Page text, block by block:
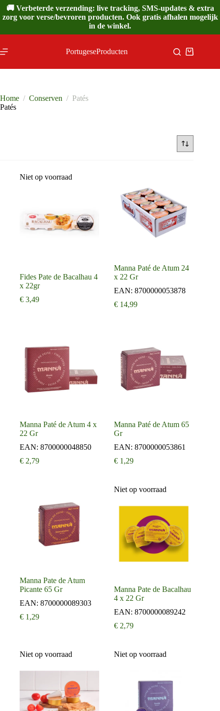
Ga
naar
de
🚚 Verbeterde verzending: live tracking, SMS-updates & extra
zorg voor verse/bevroren producten. Ook gratis afhalen mogelijk
in de winkel.
PortugeseProducten
Home / Conserven / Patés
Patés
Niet op voorraad
Fides Pate de Bacalhau 4
x 22gr
€ 3,49
Manna Paté de Atum 24
x 22 Gr
EAN:8700000053878
€ 14,99
Manna Paté de Atum 4 x
22 Gr
EAN: 8700000048850
€ 2,79
Manna Paté de Atum 65
Gr
EAN:8700000053861
€ 1,29
Manna Pate de Atum
Picante 65 Gr
EAN: 8700000089303
€ 1,29
Niet op voorraad
Manna Pate de Bacalhau
4 x 22 Gr
EAN:8700000089242
€ 2,79
Niet op voorraad Niet op voorraad